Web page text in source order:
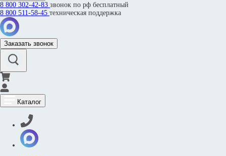
8 800 302-42-83 звонок по рф бесплатный
8 800 511-58-45 техническая поддержка
Заказать звонок
Каталог